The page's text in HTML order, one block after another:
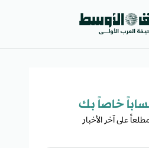
خاصاً بك​
على آخر الأخبار